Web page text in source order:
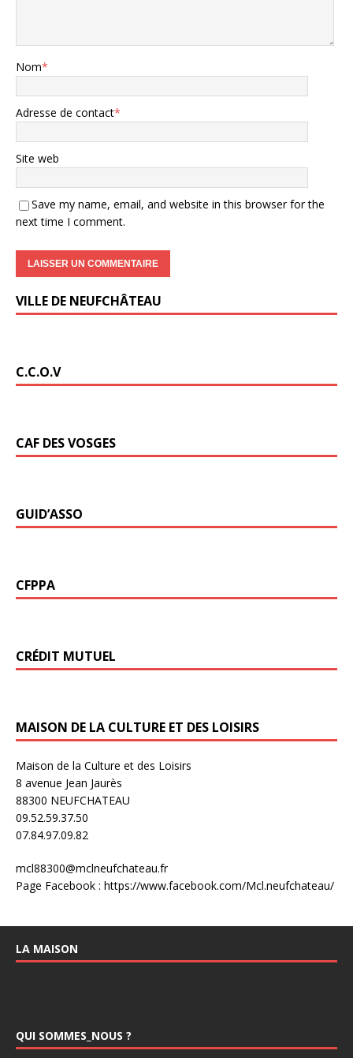
Nom*
Adresse de contact*
Site web
Save my name, email, and website in this browser for the
next time I comment.
VILLE DE NEUFCHÂTEAU
C.C.O.V
CAF DES VOSGES
GUID’ASSO
CFPPA
CRÉDIT MUTUEL
MAISON DE LA CULTURE ET DES LOISIRS
Maison de la Culture et des Loisirs
8 avenue Jean Jaurès
88300 NEUFCHATEAU
09.52.59.37.50
07.84.97.09.82
mcl88300@mclneufchateau.fr
Page Facebook : https://www.facebook.com/Mcl.neufchateau/
LA MAISON
QUI SOMMES_NOUS ?